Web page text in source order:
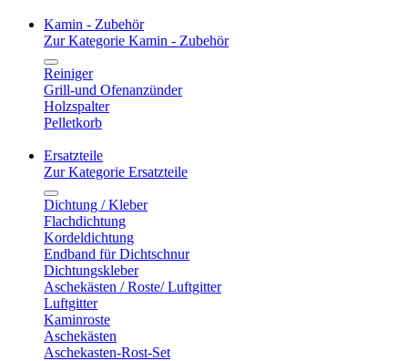
Kamin - Zubehör
Zur Kategorie Kamin - Zubehör
Reiniger
Grill-und Ofenanzünder
Holzspalter
Pelletkorb
Ersatzteile
Zur Kategorie Ersatzteile
Dichtung / Kleber
Flachdichtung
Kordeldichtung
Endband für Dichtschnur
Dichtungskleber
Aschekästen / Roste/ Luftgitter
Luftgitter
Kaminroste
Aschekästen
Aschekasten-Rost-Set